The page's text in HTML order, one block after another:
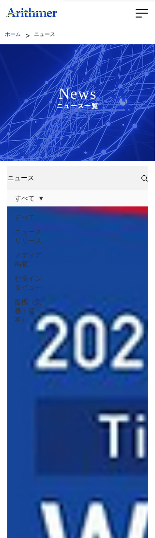
ホーム > ニュース
News
ニュース一覧
ニュース
すべて
ニュース
リリース
メディア
掲載
社長イン
タビュー
提携（業
務・資
本）
すべて